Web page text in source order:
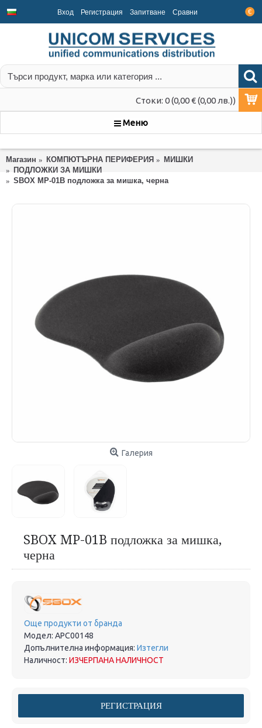
€
Вход Регистрация Запитване Срaвни
Стоки: 0 (0,00 € (0,00 лв.))
Меню
Магазин КОМПЮТЪРНА ПЕРИФЕРИЯ
МИШКИ
ПОДЛОЖКИ ЗА МИШКИ
SBOX MP-01B подложка за мишка, черна
Галерия
SBOX MP-01B подложка за мишка,
черна
Още продукти от бранда
Модел: APC00148
Допълнителна информация: Изтегли
Наличност: ИЗЧЕРПАНА НАЛИЧНОСТ
РЕГИСТРАЦИЯ